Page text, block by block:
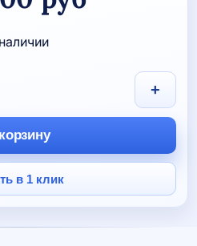
+
в 1 клик